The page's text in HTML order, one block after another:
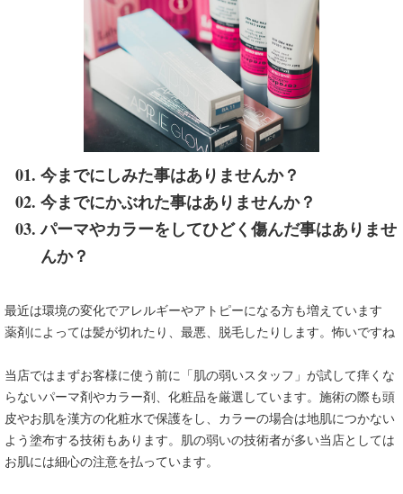
今までにしみた事はありませんか？
今までにかぶれた事はありませんか？
パーマやカラーをしてひどく傷んだ事はありませ
んか？
最近は環境の変化でアレルギーやアトピーになる方も増えています
薬剤によっては髪が切れたり、最悪、脱毛したりします。怖いですね
当店ではまずお客様に使う前に「肌の弱いスタッフ」が試して痒くな
らないパーマ剤やカラー剤、化粧品を厳選しています。施術の際も頭
皮やお肌を漢方の化粧水で保護をし、カラーの場合は地肌につかない
よう塗布する技術もあります。肌の弱いの技術者が多い当店としては
お肌には細心の注意を払っています。